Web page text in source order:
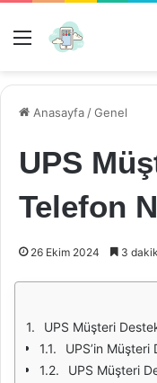
Menü
Anasayfa /Genel
UPS
Telefon
26 Ekim 2024 3
UPS Müşteri Destek
UPS’in
UPS Müşteri